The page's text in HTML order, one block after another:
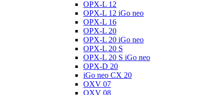
OPX-L 12
OPX-L 12 iGo neo
OPX-L 16
OPX-L 20
OPX-L 20 iGo neo
OPX-L 20 S
OPX-L 20 S iGo neo
OPX-D 20
iGo neo CX 20
OXV 07
OXV 08